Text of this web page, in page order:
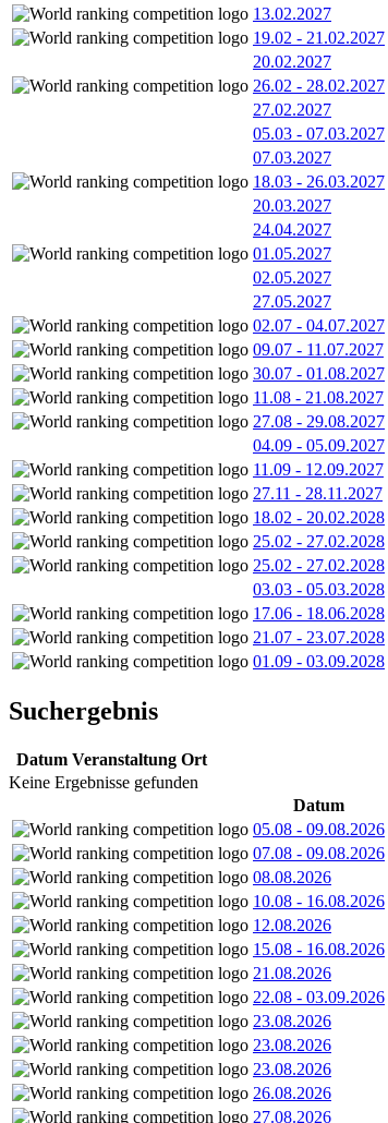
13.02.2027
19.02 - 21.02.2027
20.02.2027
26.02 - 28.02.2027
27.02.2027
05.03 - 07.03.2027
07.03.2027
18.03 - 26.03.2027
20.03.2027
24.04.2027
01.05.2027
02.05.2027
27.05.2027
02.07 - 04.07.2027
09.07 - 11.07.2027
30.07 - 01.08.2027
11.08 - 21.08.2027
27.08 - 29.08.2027
04.09 - 05.09.2027
11.09 - 12.09.2027
27.11 - 28.11.2027
18.02 - 20.02.2028
25.02 - 27.02.2028
25.02 - 27.02.2028
03.03 - 05.03.2028
17.06 - 18.06.2028
21.07 - 23.07.2028
01.09 - 03.09.2028
Suchergebnis
Datum Veranstaltung Ort
Keine Ergebnisse gefunden
Datum
05.08 - 09.08.2026
07.08 - 09.08.2026
08.08.2026
10.08 - 16.08.2026
12.08.2026
15.08 - 16.08.2026
21.08.2026
22.08 - 03.09.2026
23.08.2026
23.08.2026
23.08.2026
26.08.2026
27.08.2026